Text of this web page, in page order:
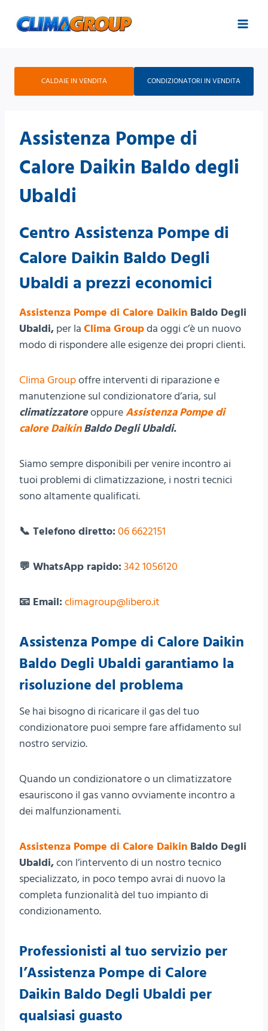
CALDAIE IN VENDITA CONDIZIONATORI IN VENDITA
Assistenza Pompe di
Calore Daikin Baldo degli
Ubaldi
Centro Assistenza Pompe di
Calore Daikin Baldo Degli
Ubaldi a prezzi economici
Assistenza Pompe di Calore Daikin Baldo Degli
Ubaldi, per la Clima Groupda oggi c’è un nuovo
modo di rispondere alle esigenze dei propri clienti.
Clima Groupoffre interventi di riparazione e
manutenzione sul condizionatore d’aria, sul
climatizzatoreoppureAssistenza Pompe di
calore DaikinBaldo Degli Ubaldi.
Siamo sempre disponibili per venire incontro ai
tuoi problemi di climatizzazione, i nostri tecnici
sono altamente qualificati.
📞 Telefono diretto: 06 6622151
💬 WhatsApp rapido: 342 1056120
📧 Email: climagroup@libero.it
Assistenza Pompe di Calore Daikin
Baldo Degli Ubaldi garantiamo la
risoluzione del problema
Se hai bisogno di ricaricare il gas del tuo
condizionatore puoi sempre fare affidamento sul
nostro servizio.
Quando un condizionatore o un climatizzatore
esauriscono il gas vanno ovviamente incontro a
dei malfunzionamenti.
Assistenza Pompe di Calore Daikin Baldo Degli
Ubaldi,con l’intervento di un nostro tecnico
specializzato, in poco tempo avrai di nuovo la
completa funzionalità del tuo impianto di
condizionamento.
Professionisti al tuo servizio per
l’Assistenza Pompe di Calore
Daikin Baldo Degli Ubaldi per
qualsiasi guasto